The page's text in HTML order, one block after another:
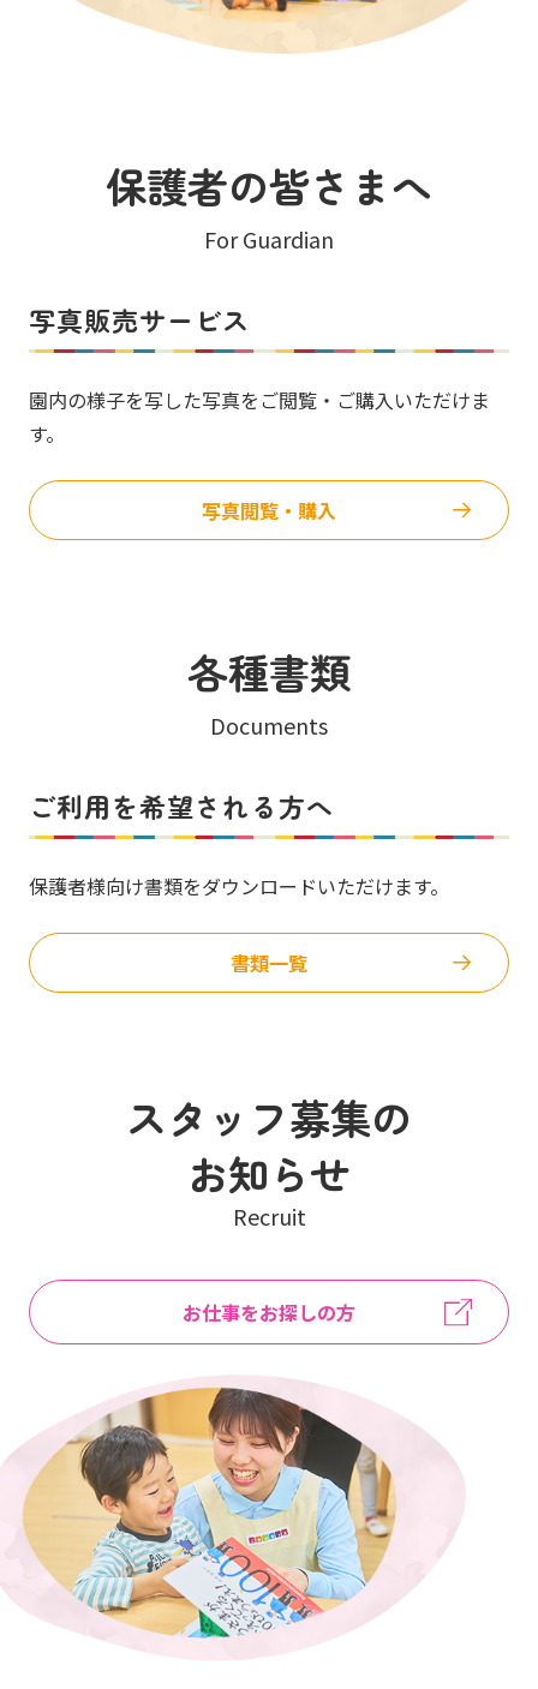
保護者の皆さまへ
For Guardian
写真販売サービス
園内の様子を写した写真をご閲覧・ご購入いただけま
す。
写真閲覧・購入
各種書類
Documents
ご利用を希望される方へ
保護者様向け書類をダウンロードいただけます。
書類一覧
スタッフ募集の
お知らせ
Recruit
お仕事をお探しの方